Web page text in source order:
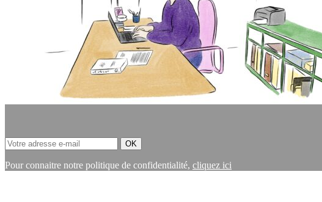
Pour connaitre notre politique de confidentialité, cliquez ici